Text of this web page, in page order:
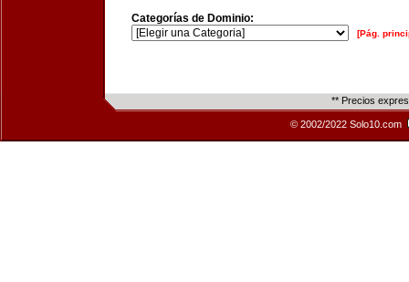
Categorías de Dominio:
[Pág.
** Precios
© 2002/2022 Solo10.com